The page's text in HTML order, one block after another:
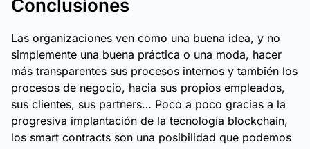
Conclusiones
Las organizaciones ven como una buena idea, y no
simplemente una buena práctica o una moda, hacer
más transparentes sus procesos internos y también los
procesos de negocio, hacia sus propios empleados,
sus clientes, sus partners… Poco a poco gracias a la
progresiva implantación de la tecnología blockchain,
los smart contracts son una posibilidad que podemos